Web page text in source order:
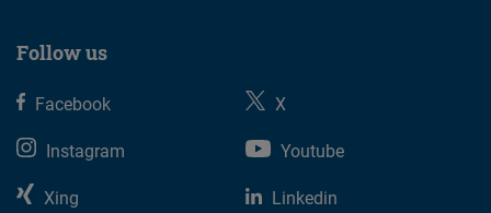
Follow us
Facebook
X
Instagram
Youtube
Xing
Linkedin